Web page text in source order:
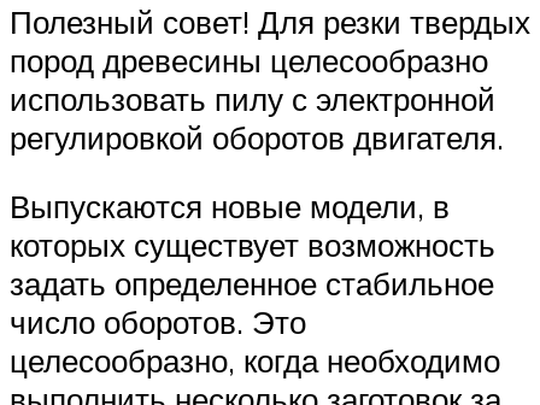
Полезный совет! Для резки твердых
пород древесины целесообразно
использовать пилу с электронной
регулировкой оборотов двигателя.
Выпускаются новые модели, в
которых существует возможность
задать определенное стабильное
число оборотов. Это
целесообразно, когда необходимо